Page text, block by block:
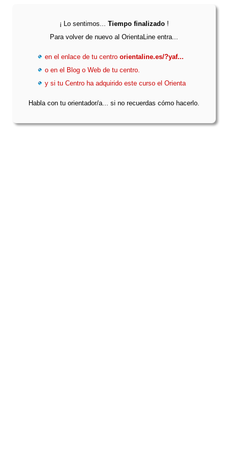
¡ Lo sentimos... Tiempo finalizado!
Para volver de nuevo al OrientaLine entra...
en el enlace de tu centro orientaline.es/?yaf...
o en el Blog o Web de tu centro.
y si tu Centro ha adquirido este curso el Orienta
Habla con tu orientador/a... si no recuerdas cómo hacerlo.